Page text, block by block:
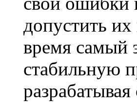
допустить
время самый
стабильную